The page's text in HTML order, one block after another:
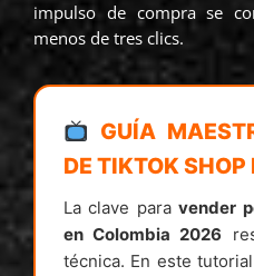
impulso de compra se
menos de tres clics.
GUÍA
DE TIKTOK
La clave paravender
en Colombia 2026
técnica. En este